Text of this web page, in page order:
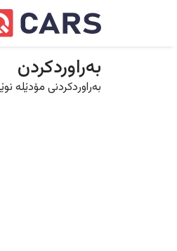
بەراوردکردن
بەراوردکردنی مۆدێلە